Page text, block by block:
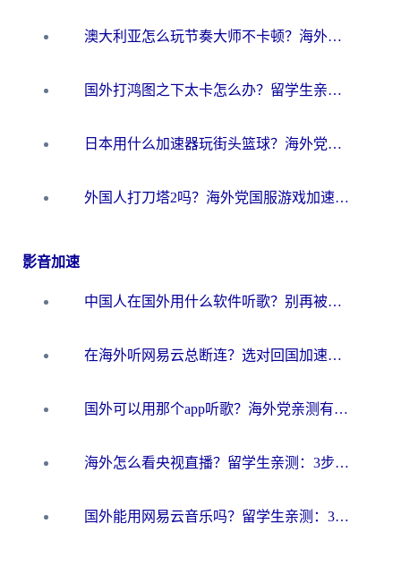
澳大利亚怎么玩节奏大师不卡顿？海外党国服游戏加速终极指南
国外打鸿图之下太卡怎么办？留学生亲测有效的国服游戏加速方案
日本用什么加速器玩街头篮球？海外党国服游戏不卡顿的终极攻略
外国人打刀塔2吗？海外党国服游戏加速避坑全攻略
影音加速
中国人在国外用什么软件听歌？别再被地域限制卡脖子，这篇教你轻松解锁国内音乐库
在海外听网易云总断连？选对回国加速器，告别地区限制和卡顿
国外可以用那个app听歌？海外党亲测有效的回国加速方案，轻松听国内音乐听书
海外怎么看央视直播？留学生亲测：3步解决版权限制+追剧自由
国外能用网易云音乐吗？留学生亲测：3步解决海外听歌难题